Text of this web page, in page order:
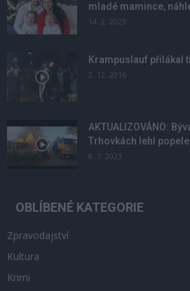
mladé mamince,
14. 2. 2023
Krampuslauf přilákal
2. 12. 2016
AKTUALIZOVÁNO:
Trhovkách lehl
8. 7. 2023
OBLÍBENÉ KATEGORIE
Zpravodajství
Kultura
Krimi